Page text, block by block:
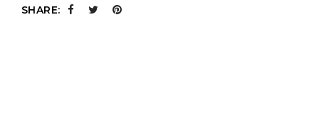
SHARE: